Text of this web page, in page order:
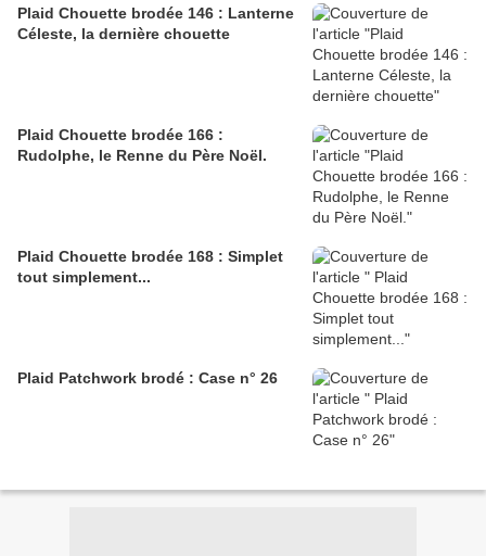
Plaid Chouette brodée 146 : Lanterne
Céleste, la dernière chouette
Plaid Chouette brodée 166 :
Rudolphe, le Renne du Père Noël.
Plaid Chouette brodée 168 : Simplet
tout simplement...
Plaid Patchwork brodé : Case n° 26